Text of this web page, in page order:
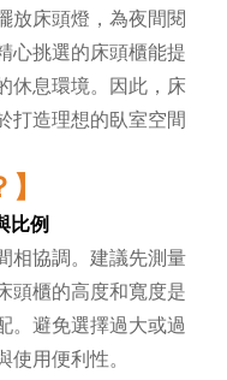
放床頭燈，為夜間閱
心挑選的床頭櫃能提
休息環境。因此，床
打造理想的臥室空間
比例
相協調。建議先測量
頭櫃的高度和寬度是
。避免選擇過大或過
使用便利性。